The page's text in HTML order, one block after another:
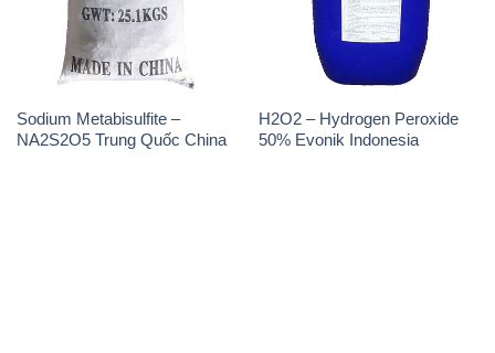
Sodium Metabisulfite –
NA2S2O5 Trung Quốc China
H2O2 – Hydrogen Peroxide
50% Evonik Indonesia